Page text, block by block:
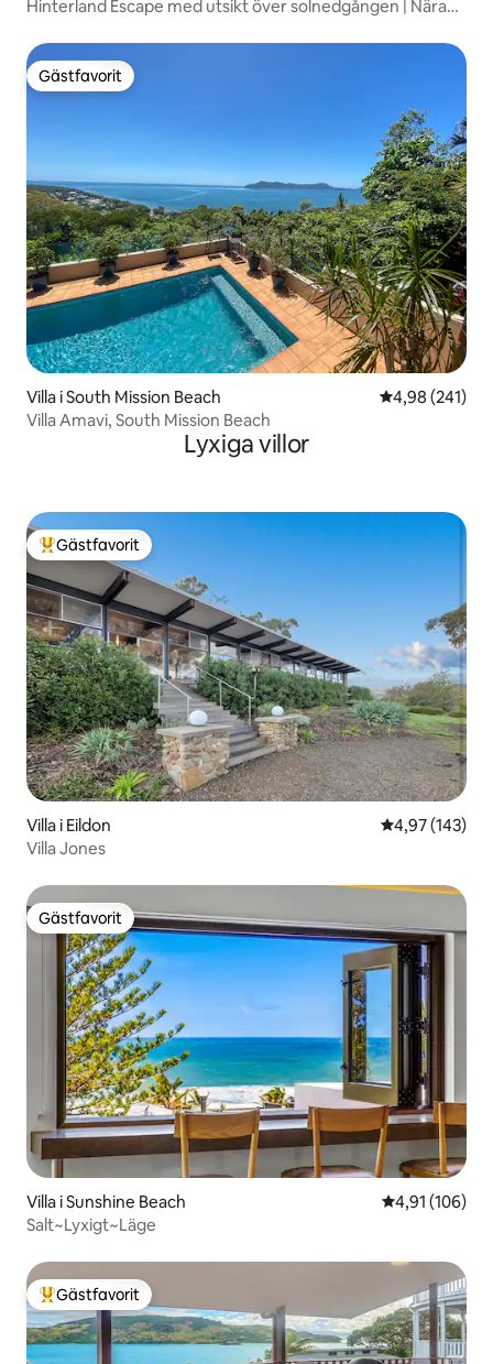
Hinterland Escape med utsikt över solnedgången | Nära
Gästfavorit
Gästfavorit
Villa i South Mission Beach 4,98 av 5 i
4,98 (241)
Villa Amavi, South Mission Beach
Lyxiga villor
Populär gästfavorit
Gästfavorit
Villa i Eildon 4,97 av 5 i
4,97 (143)
Villa Jones
Gästfavorit
Gästfavorit
Villa i Sunshine Beach 4,91 av 5 i
4,91 (106)
Salt~Lyxigt~Läge
Populär gästfavorit
Gästfavorit